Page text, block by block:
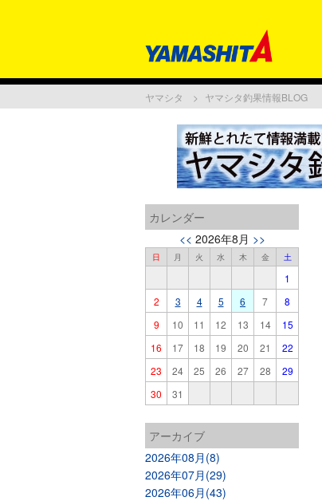
ヤマシタ ヤマシタ釣果情報BLOG
カレンダー
<< 2026年8月 >>
日 月 火 水 木 金 土
1
2
3 4 5 6 7
8
9
10 11 12 13 14
15
16
17 18 19 20 21
22
23
24 25 26 27 28
29
30
31
アーカイブ
2026年08月(8)
2026年07月(29)
2026年06月(43)